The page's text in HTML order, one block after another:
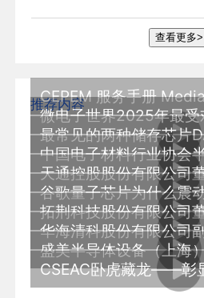
查看更多>
推荐内容
CEPEM 服务手册
微电子世界2025年最